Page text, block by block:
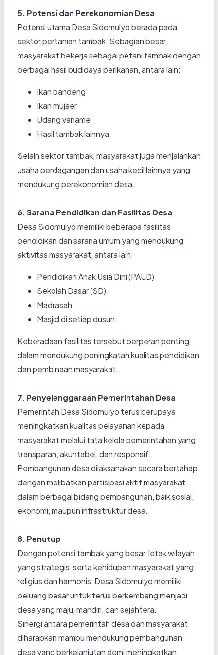
5. Potensi dan Perekonomian Desa
Potensi utama Desa Sidomulyo berada pada
sektor pertanian tambak. Sebagian besar
masyarakat bekerja sebagai petani tambak dengan
berbagai hasil budidaya perikanan, antara lain:
Ikan bandeng
Ikan mujaer
Udang vaname
Hasil tambak lainnya
Selain sektor tambak, masyarakat juga menjalankan
usaha perdagangan dan usaha kecil lainnya yang
mendukung perekonomian desa.
6. Sarana Pendidikan dan Fasilitas Desa
Desa Sidomulyo memiliki beberapa fasilitas
pendidikan dan sarana umum yang mendukung
aktivitas masyarakat, antara lain:
Pendidikan Anak Usia Dini (PAUD)
Sekolah Dasar (SD)
Madrasah
Masjid di setiap dusun
Keberadaan fasilitas tersebut berperan penting
dalam mendukung peningkatan kualitas pendidikan
dan pembinaan masyarakat.
7. Penyelenggaraan Pemerintahan Desa
Pemerintah Desa Sidomulyo terus berupaya
meningkatkan kualitas pelayanan kepada
masyarakat melalui tata kelola pemerintahan yang
transparan, akuntabel, dan responsif.
Pembangunan desa dilaksanakan secara bertahap
dengan melibatkan partisipasi aktif masyarakat
dalam berbagai bidang pembangunan, baik sosial,
ekonomi, maupun infrastruktur desa.
8. Penutup
Dengan potensi tambak yang besar, letak wilayah
yang strategis, serta kehidupan masyarakat yang
religius dan harmonis, Desa Sidomulyo memiliki
peluang besar untuk terus berkembang menjadi
desa yang maju, mandiri, dan sejahtera.
Sinergi antara pemerintah desa dan masyarakat
diharapkan mampu mendukung pembangunan
desa yang berkelanjutan demi meningkatkan